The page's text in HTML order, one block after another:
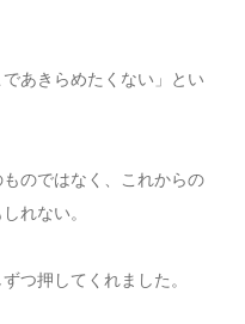
あきらめたくない」とい
のではなく、これからの
れない。
つ押してくれました。